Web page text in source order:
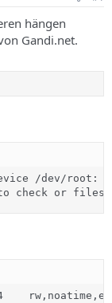
hängen
Gandi.net.
/dev/
check or